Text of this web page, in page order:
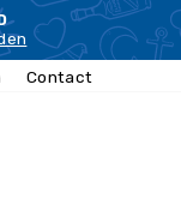
Contact